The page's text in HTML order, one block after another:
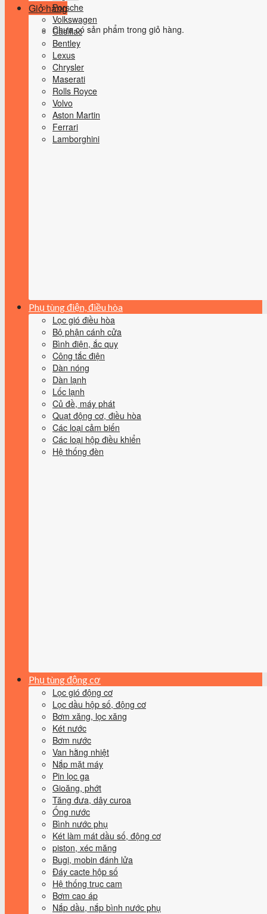
Giỏ hàng
Chưa có sản phẩm trong giỏ hàng.
Porsche
Volkswagen
Cadillac
Bentley
Lexus
Chrysler
Maserati
Rolls Royce
Volvo
Aston Martin
Ferrari
Lamborghini
Phụ tùng điện, điều hòa
Lọc gió điều hòa
Bộ phận cánh cửa
Bình điện, ắc quy
Công tắc điện
Dàn nóng
Dàn lạnh
Lốc lạnh
Củ đề, máy phát
Quạt động cơ, điều hòa
Các loại cảm biến
Các loại hộp điều khiển
Hệ thống đèn
Phụ tùng động cơ
Lọc gió động cơ
Lọc dầu hộp số, động cơ
Bơm xăng, lọc xăng
Két nước
Bơm nước
Van hằng nhiệt
Nắp mặt máy
Pin lọc ga
Gioăng, phớt
Tăng đưa, dây curoa
Ống nước
Bình nước phụ
Két làm mát dầu số, động cơ
piston, xéc măng
Bugi, mobin đánh lửa
Đáy cacte hộp số
Hệ thống trục cam
Bơm cao áp
Nắp dầu, nắp bình nước phụ